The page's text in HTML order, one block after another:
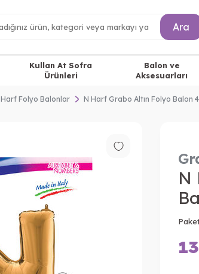
Ara
Kullan At Sofra
Ürünleri
Balon ve
Aksesuarları
Harf Folyo Balonlar N Harf Grabo Altın Folyo Balon
N